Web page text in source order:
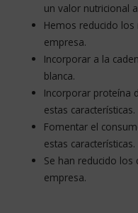
un valor nutricional
Hemos reducido
empresa.
Incorporar a la
blanca.
Incorporar proteína
estas características.
Fomentar el
estas características.
Se han reducido
empresa.